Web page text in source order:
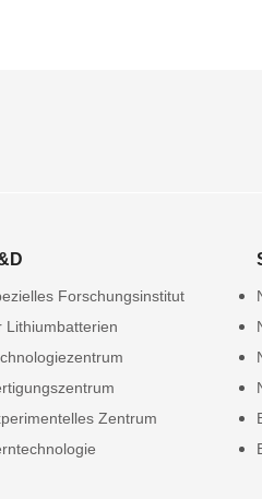
Forschungsinstitut
Lithiumbatterien
Zentrum